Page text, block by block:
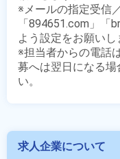
※メールの指定受信
「894651.com」「
よう設定をお願いし
※担当者からの電話
募へは翌日になる
求人企業について